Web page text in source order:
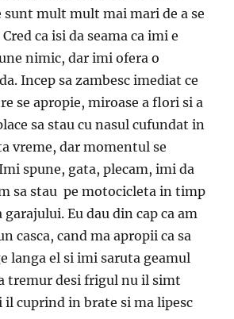
sunt mult mult mai mari de a se
ca isi da seama ca imi e
nimic, dar imi ofera o
Incep sa zambesc imediat ce
se apropie, miroase a flori si a
sa stau cu nasul cufundat in
vreme, dar momentul se
spune, gata, plecam, imi da
sa stau pe motocicleta in timp
garajului. Eu dau din cap ca am
casca, cand ma apropii ca sa
langa el si imi saruta geamul
tremur desi frigul nu il simt
il cuprind in brate si ma lipesc